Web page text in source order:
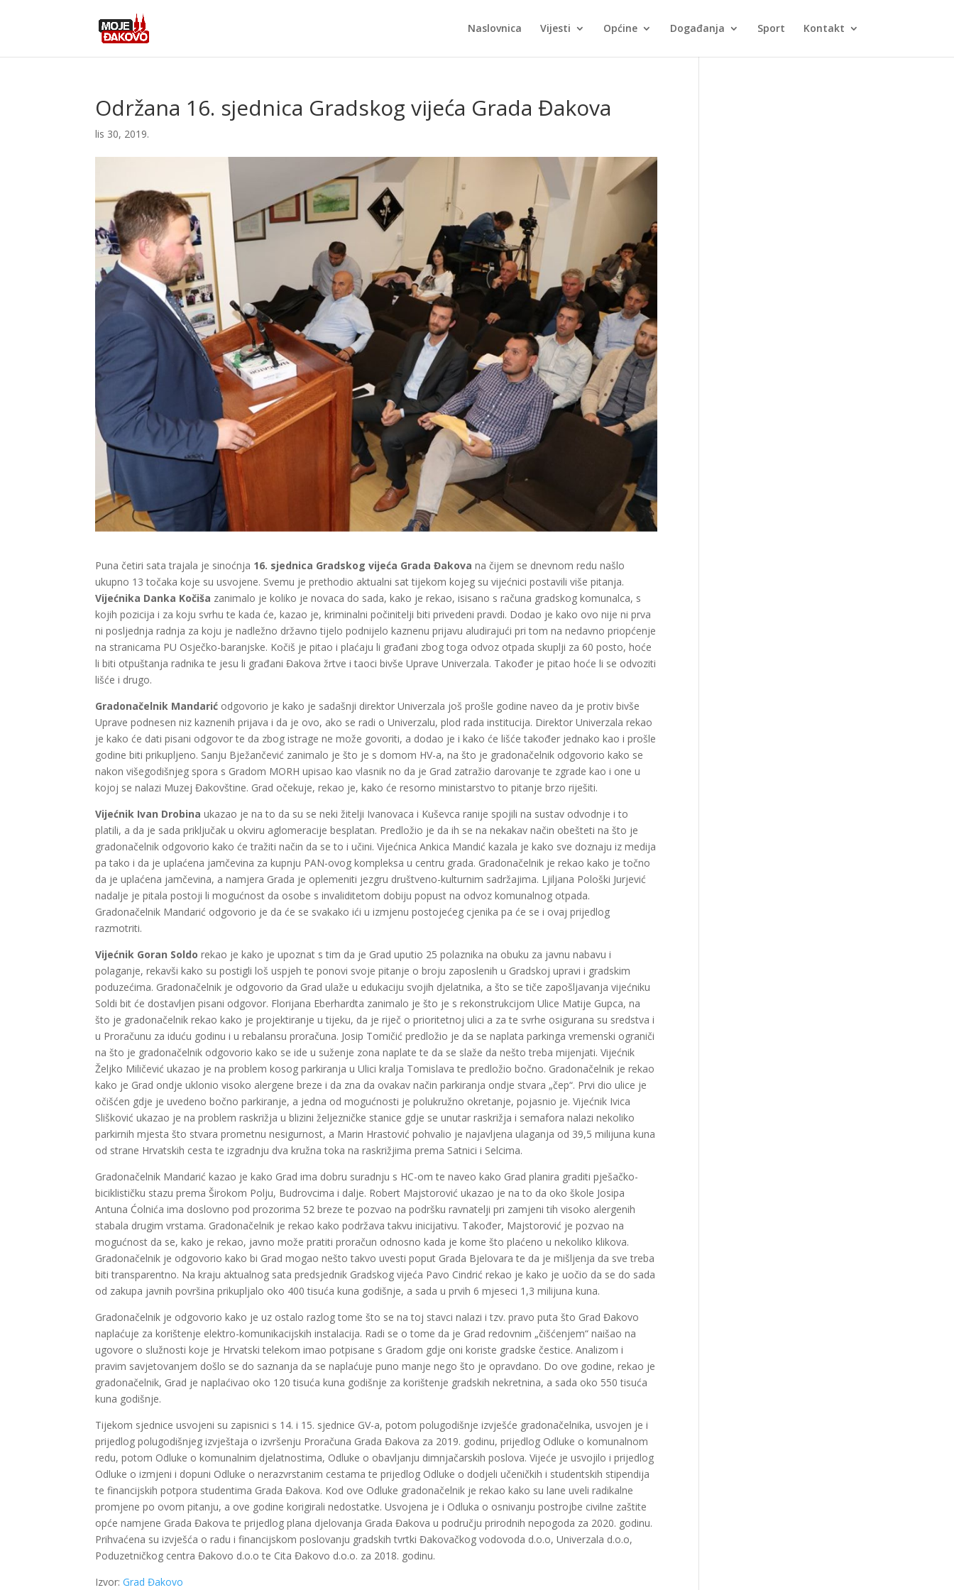
Naslovnica Vijesti Općine Događanja Sport Kontakt
Održana 16. sjednica Gradskog vijeća Grada Đakova
lis 30, 2019.
Puna četiri sata trajala je sinoćnja 16. sjednica Gradskog vijeća Grada Đakovana čijem se dnevnom redu našlo
ukupno 13 točaka koje su usvojene. Svemu je prethodio aktualni sat tijekom kojeg su vijećnici postavili više pitanja.
Vijećnika Danka Kočiša zanimalo je koliko je novaca do sada, kako je rekao, isisano s računa gradskog komunalca, s
kojih pozicija i za koju svrhu te kada će, kazao je, kriminalni počinitelji biti privedeni pravdi. Dodao je kako ovo nije ni prva
ni posljednja radnja za koju je nadležno državno tijelo podnijelo kaznenu prijavu aludirajući pri tom na nedavno priopćenje
na stranicama PU Osječko-baranjske. Kočiš je pitao i plaćaju li građani zbog toga odvoz otpada skuplji za 60 posto, hoće
li biti otpuštanja radnika te jesu li građani Đakova žrtve i taoci bivše Uprave Univerzala. Također je pitao hoće li se odvoziti
lišće i drugo.
Gradonačelnik Mandarić odgovorio je kako je sadašnji direktor Univerzala još prošle godine naveo da je protiv bivše
Uprave podnesen niz kaznenih prijava i da je ovo, ako se radi o Univerzalu, plod rada institucija. Direktor Univerzala rekao
je kako će dati pisani odgovor te da zbog istrage ne može govoriti, a dodao je i kako će lišće također jednako kao i prošle
godine biti prikupljeno. Sanju Bježančević zanimalo je što je s domom HV-a, na što je gradonačelnik odgovorio kako se
nakon višegodišnjeg spora s Gradom MORH upisao kao vlasnik no da je Grad zatražio darovanje te zgrade kao i one u
kojoj se nalazi Muzej Đakovštine. Grad očekuje, rekao je, kako će resorno ministarstvo to pitanje brzo riješiti.
Vijećnik Ivan Drobina ukazao je na to da su se neki žitelji Ivanovaca i Kuševca ranije spojili na sustav odvodnje i to
platili, a da je sada priključak u okviru aglomeracije besplatan. Predložio je da ih se na nekakav način obešteti na što je
gradonačelnik odgovorio kako će tražiti način da se to i učini. Vijećnica Ankica Mandić kazala je kako sve doznaju iz medija
pa tako i da je uplaćena jamčevina za kupnju PAN-ovog kompleksa u centru grada. Gradonačelnik je rekao kako je točno
da je uplaćena jamčevina, a namjera Grada je oplemeniti jezgru društveno-kulturnim sadržajima. Ljiljana Pološki Jurjević
nadalje je pitala postoji li mogućnost da osobe s invaliditetom dobiju popust na odvoz komunalnog otpada.
Gradonačelnik Mandarić odgovorio je da će se svakako ići u izmjenu postojećeg cjenika pa će se i ovaj prijedlog
razmotriti.
Vijećnik Goran Soldo rekao je kako je upoznat s tim da je Grad uputio 25 polaznika na obuku za javnu nabavu i
polaganje, rekavši kako su postigli loš uspjeh te ponovi svoje pitanje o broju zaposlenih u Gradskoj upravi i gradskim
poduzećima. Gradonačelnik je odgovorio da Grad ulaže u edukaciju svojih djelatnika, a što se tiče zapošljavanja vijećniku
Soldi bit će dostavljen pisani odgovor. Florijana Eberhardta zanimalo je što je s rekonstrukcijom Ulice Matije Gupca, na
što je gradonačelnik rekao kako je projektiranje u tijeku, da je riječ o prioritetnoj ulici a za te svrhe osigurana su sredstva i
u Proračunu za iduću godinu i u rebalansu proračuna. Josip Tomičić predložio je da se naplata parkinga vremenski ograniči
na što je gradonačelnik odgovorio kako se ide u suženje zona naplate te da se slaže da nešto treba mijenjati. Vijećnik
Željko Miličević ukazao je na problem kosog parkiranja u Ulici kralja Tomislava te predložio bočno. Gradonačelnik je rekao
kako je Grad ondje uklonio visoko alergene breze i da zna da ovakav način parkiranja ondje stvara „čep“. Prvi dio ulice je
očišćen gdje je uvedeno bočno parkiranje, a jedna od mogućnosti je polukružno okretanje, pojasnio je. Vijećnik Ivica
Slišković ukazao je na problem raskrižja u blizini željezničke stanice gdje se unutar raskrižja i semafora nalazi nekoliko
parkirnih mjesta što stvara prometnu nesigurnost, a Marin Hrastović pohvalio je najavljena ulaganja od 39,5 milijuna kuna
od strane Hrvatskih cesta te izgradnju dva kružna toka na raskrižjima prema Satnici i Selcima.
Gradonačelnik Mandarić kazao je kako Grad ima dobru suradnju s HC-om te naveo kako Grad planira graditi pješačko-
biciklističku stazu prema Širokom Polju, Budrovcima i dalje. Robert Majstorović ukazao je na to da oko škole Josipa
Antuna Ćolnića ima doslovno pod prozorima 52 breze te pozvao na podršku ravnatelji pri zamjeni tih visoko alergenih
stabala drugim vrstama. Gradonačelnik je rekao kako podržava takvu inicijativu. Također, Majstorović je pozvao na
mogućnost da se, kako je rekao, javno može pratiti proračun odnosno kada je kome što plaćeno u nekoliko klikova.
Gradonačelnik je odgovorio kako bi Grad mogao nešto takvo uvesti poput Grada Bjelovara te da je mišljenja da sve treba
biti transparentno. Na kraju aktualnog sata predsjednik Gradskog vijeća Pavo Cindrić rekao je kako je uočio da se do sada
od zakupa javnih površina prikupljalo oko 400 tisuća kuna godišnje, a sada u prvih 6 mjeseci 1,3 milijuna kuna.
Gradonačelnik je odgovorio kako je uz ostalo razlog tome što se na toj stavci nalazi i tzv. pravo puta što Grad Đakovo
naplaćuje za korištenje elektro-komunikacijskih instalacija. Radi se o tome da je Grad redovnim „čišćenjem“ naišao na
ugovore o služnosti koje je Hrvatski telekom imao potpisane s Gradom gdje oni koriste gradske čestice. Analizom i
pravim savjetovanjem došlo se do saznanja da se naplaćuje puno manje nego što je opravdano. Do ove godine, rekao je
gradonačelnik, Grad je naplaćivao oko 120 tisuća kuna godišnje za korištenje gradskih nekretnina, a sada oko 550 tisuća
kuna godišnje.
Tijekom sjednice usvojeni su zapisnici s 14. i 15. sjednice GV-a, potom polugodišnje izvješće gradonačelnika, usvojen je i
prijedlog polugodišnjeg izvještaja o izvršenju Proračuna Grada Đakova za 2019. godinu, prijedlog Odluke o komunalnom
redu, potom Odluke o komunalnim djelatnostima, Odluke o obavljanju dimnjačarskih poslova. Vijeće je usvojilo i prijedlog
Odluke o izmjeni i dopuni Odluke o nerazvrstanim cestama te prijedlog Odluke o dodjeli učeničkih i studentskih stipendija
te financijskih potpora studentima Grada Đakova. Kod ove Odluke gradonačelnik je rekao kako su lane uveli radikalne
promjene po ovom pitanju, a ove godine korigirali nedostatke. Usvojena je i Odluka o osnivanju postrojbe civilne zaštite
opće namjene Grada Đakova te prijedlog plana djelovanja Grada Đakova u području prirodnih nepogoda za 2020. godinu.
Prihvaćena su izvješća o radu i financijskom poslovanju gradskih tvrtki Đakovačkog vodovoda d.o.o, Univerzala d.o.o,
Poduzetničkog centra Đakovo d.o.o te Cita Đakovo d.o.o. za 2018. godinu.
Izvor:Grad Đakovo